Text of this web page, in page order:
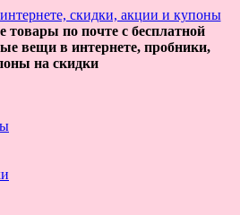
товары по почте с бесплатной
вещи в интернете, пробники,
на скидки